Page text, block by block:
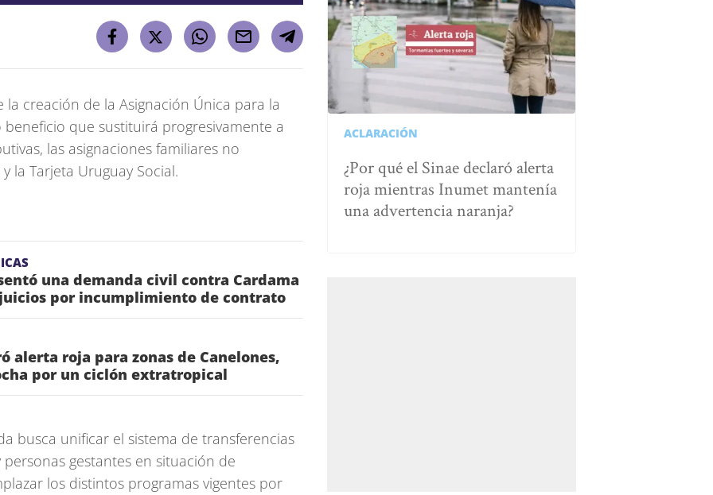
creación de la Asignación Única para la
que sustituirá progresivamente a
las asignaciones familiares no
la Tarjeta Uruguay Social.
una demanda civil contra Cardama
por incumplimiento de contrato
alerta roja para zonas de Canelones,
por un ciclón extratropical
busca unificar el sistema de transferencias
gestantes en situación de
los distintos programas vigentes por
ACLARACIÓN
¿Por qué el Sinae declaró alerta
roja mientras Inumet mantenía
una advertencia naranja?